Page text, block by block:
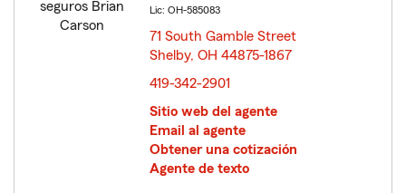
Lic: OH-585083
71 South Gamble Street
Shelby, OH 44875-1867
419-342-2901
Sitio web del agente
Email al agente
Obtener una cotización
Agente de texto